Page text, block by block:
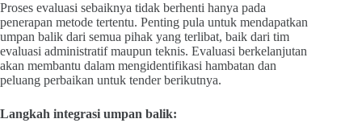
Proses evaluasi sebaiknya tidak berhenti hanya pada
penerapan metode tertentu. Penting pula untuk mendapatkan
umpan balik dari semua pihak yang terlibat, baik dari tim
evaluasi administratif maupun teknis. Evaluasi berkelanjutan
akan membantu dalam mengidentifikasi hambatan dan
peluang perbaikan untuk tender berikutnya.
Langkah integrasi umpan balik: